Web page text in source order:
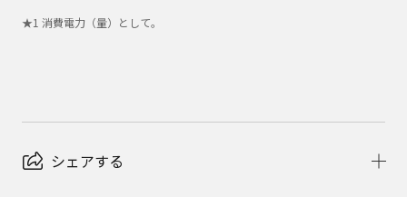
★1 消費電力（量）として。
シェアする